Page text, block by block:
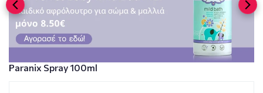
Paranix Spray 100ml